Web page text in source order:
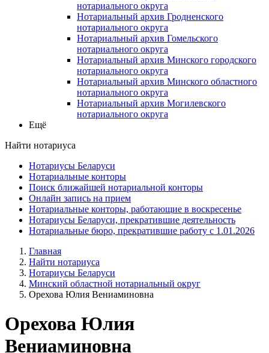
нотариального округа
Нотариальный архив Гродненского
нотариального округа
Нотариальный архив Гомельского
нотариального округа
Нотариальный архив Минского городского
нотариального округа
Нотариальный архив Минского областного
нотариального округа
Нотариальный архив Могилевского
нотариального округа
Ещё
Найти нотариуса
Нотариусы Беларуси
Нотариальные конторы
Поиск ближайшей нотариальной конторы
Онлайн запись на прием
Нотариальные конторы, работающие в воскресенье
Нотариусы Беларуси, прекратившие деятельность
Нотариальные бюро, прекратившие работу с 1.01.2026
Главная
Найти нотариуса
Нотариусы Беларуси
Минский областной нотариальный округ
Орехова Юлия Вениаминовна
Орехова Юлия
Вениаминовна